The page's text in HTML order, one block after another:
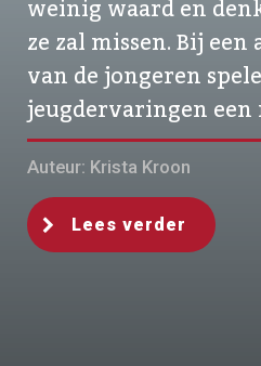
weinig waard en
ze zal missen. Bij
van de jongeren
jeugdervaringen een
Auteur: Krista Kroon
 Lees verder